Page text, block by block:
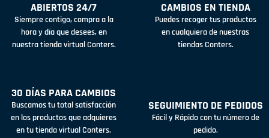
ABIERTOS 24/7
Siempre contigo, compra a la
hora y día que desees, en
nuestra tienda virtual Conters.
CAMBIOS EN TIENDA
Puedes recoger tus productos
en cualquiera de nuestras
tiendas Conters.
30 DÍAS PARA CAMBIOS
Buscamos tu total satisfacción
en los productos que adquieres
en tu tienda virtual Conters.
SEGUIMIENTO DE PEDIDOS
Fácil y Rápido con tu número de
pedido.